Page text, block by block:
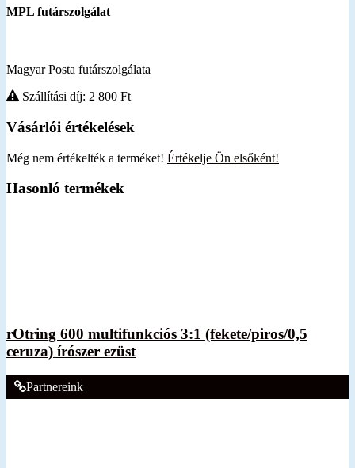
MPL futárszolgálat
Magyar Posta futárszolgálata
Szállítási díj: 2 800 Ft
Vásárlói értékelések
Még nem értékelték a terméket! Értékelje Ön elsőként!
Hasonló termékek
rOtring 600 multifunkciós 3:1 (fekete/piros/0,5
ceruza) írószer ezüst
Partnereink